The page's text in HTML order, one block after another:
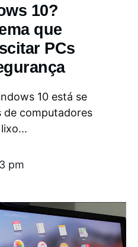
10?
que
PCs
10 está se
de computadores
pm